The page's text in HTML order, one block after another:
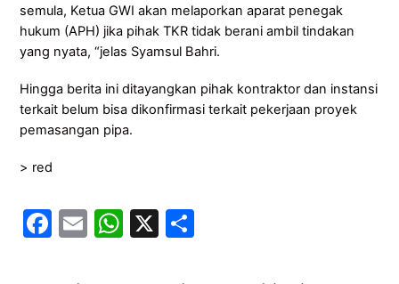
semula, Ketua GWI akan melaporkan aparat penegak
hukum (APH) jika pihak TKR tidak berani ambil tindakan
yang nyata, “jelas Syamsul Bahri.
Hingga berita ini ditayangkan pihak kontraktor dan instansi
terkait belum bisa dikonfirmasi terkait pekerjaan proyek
pemasangan pipa.
> red
F
E
W X